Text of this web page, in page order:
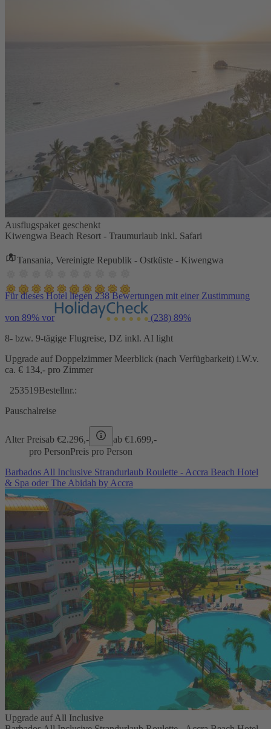
Ausflugspaket geschenkt
Kiwengwa Beach Resort - Traumurlaub inkl. Safari
Tansania, Vereinigte Republik - Ostküste - Kiwengwa
Für dieses Hotel liegen 238 Bewertungen mit einer Zustimmung
von 89% vor (238) 89%
8- bzw. 9-tägige Flugreise, DZ inkl. AI light
Upgrade auf Doppelzimmer Meerblick (nach Verfügbarkeit) i.W.v.
ca. € 134,- pro Zimmer
253519Bestellnr.:
Pauschalreise
Alter Preisab €2.296,- ab €1.699,-
pro PersonPreis pro Person
Barbados All Inclusive Strandurlaub Roulette - Accra Beach Hotel
& Spa oder The Abidah by Accra
Upgrade auf All Inclusive